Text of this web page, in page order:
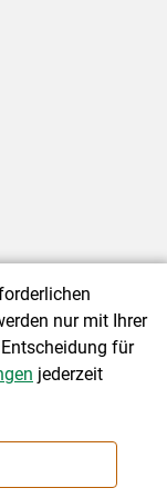
|Barrierefreiheit|
nur mit Ihrer
für
jederzeit